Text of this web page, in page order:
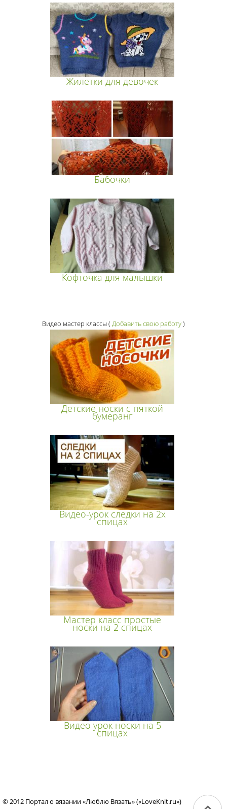
Жилетки для девочек
Бабочки
Кофточка для малышки
Видео мастер классы( Добавить свою работу)
Детские носки с пяткой
бумеранг
Видео-урок следки на 2х
спицах
Мастер класс простые
носки на 2 спицах
Видео урок носки на 5
спицах
© 2012 Портал о вязании «Люблю Вязать» («LoveKnit.ru»)